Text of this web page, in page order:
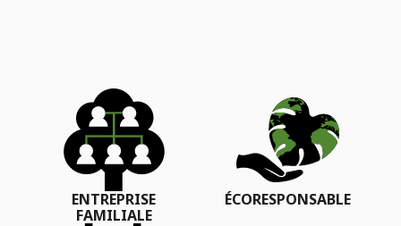
ENTREPRISE
FAMILIALE
ÉCORESPONSABLE